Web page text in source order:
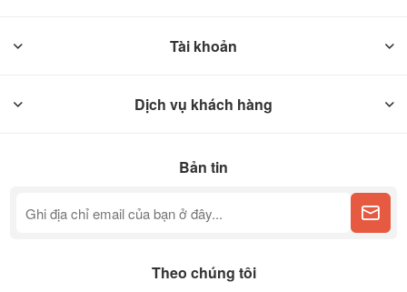
Tài khoản
Dịch vụ khách hàng
Bản tin
Theo chúng tôi